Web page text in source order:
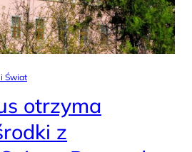
Świat
otrzyma
z